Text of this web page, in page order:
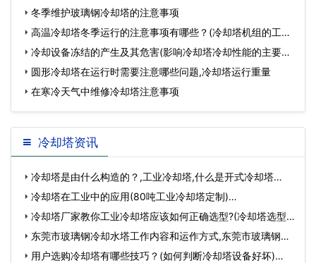
冬季维护玻璃钢冷却塔的注意事项
高温冷却塔冬季运行的注意事项有哪些？(冷却塔机组的工作
原理
冷却设备冻结的产生及其危害(影响冷却塔冷却性能的主要参
数 圆形冷却塔在运行时需要注意哪些问题,冷却塔运行重量
在寒冷天气中维修冷却塔注意事项
冷却塔资讯
冷却塔是由什么构造的？,工业冷却塔,什么是开式冷却塔…
冷却塔在工业中的应用(80吨工业冷却塔定制)…
冷却塔厂家教你工业冷却塔应该如何正确选型?(冷却塔选型
方…东莞市玻璃钢冷却水塔工作内容和运作方式,东莞市玻璃钢生
产…用户选购冷却塔有哪些技巧？(如何判断冷却塔设备好坏)…